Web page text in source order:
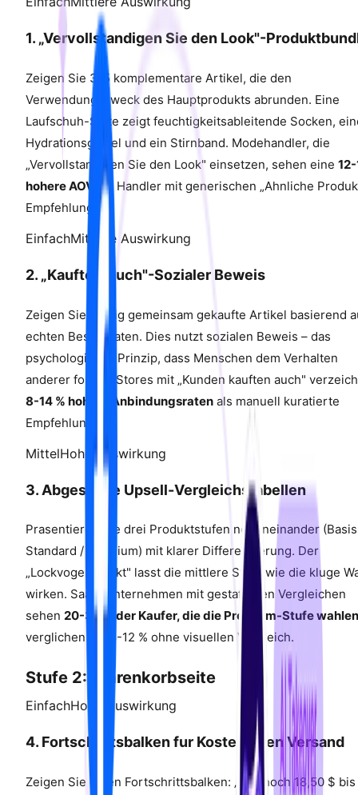
1. „Vervollstandigen Sie den Look"-
Zeigen Sie 3-5 komplementare Artikel, die den
Verwendungszweck des Hauptprodukts abrunden. Eine
Laufschuh-Seite zeigt feuchtigkeitsableitende Socken,
Hydrationsgurtel und ein Stirnband. Modehandler, die
„Vervollstandigen Sie den Look" einsetzen, sehen eine
hohere AOV
als Handler mit generischen „Ahnliche
Empfehlungen.
EinfachMittlere Auswirkung
2. „Kauften Auch"-Sozialer Beweis
Zeigen Sie haufig gemeinsam gekaufte Artikel basierend
echten Bestelldaten. Dies nutzt sozialen Beweis – das
psychologische Prinzip, dass Menschen dem Verhalten
anderer folgen. Stores mit „Kunden kauften auch"
8-14 % hohere Anbindungsraten als manuell kuratierte
Empfehlungen.
MittelHohe Auswirkung
3. Abgestufte Upsell-Vergleichstabellen
Prasentieren Sie drei Produktstufen nebeneinander
Standard / Premium) mit klarer Differenzierung. Der
„Lockvogel-Effekt" lasst die mittlere Stufe wie die kluge
wirken. SaaS-Unternehmen mit gestaffelten Vergleichen
sehen 20-30 % der Kaufer, die die Premium-Stufe wahlen
verglichen mit 8-12 % ohne visuellen Vergleich.
Stufe 2: Warenkorbseite
EinfachHohe Auswirkung
4. Fortschrittsbalken fur Kostenlosen Versand
Zeigen Sie einen Fortschrittsbalken: „Nur noch 18,50 $